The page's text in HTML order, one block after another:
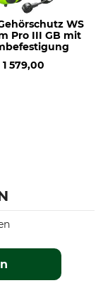
WS
Pro III GB mit
1 579,00